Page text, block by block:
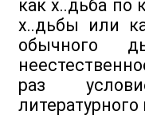
как х..дьба по
х..дьбы или
обычного
раз
литературного